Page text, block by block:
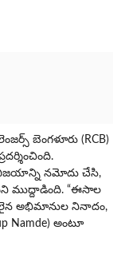
బెంగళూరు (RCB)
నమోదు చేసి,
ముద్దాడింది. “ఈసాల
అభిమానుల నినాదం,
Namde) అంటూ